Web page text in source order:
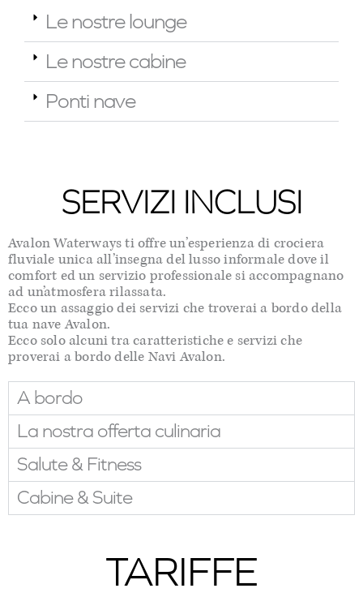
Le nostre lounge
Le nostre cabine
Ponti nave
SERVIZI INCLUSI
Avalon Waterways ti offre un’esperienza di crociera
fluviale unica all’insegna del lusso informale dove il
comfort ed un servizio professionale si accompagnano
ad un’atmosfera rilassata.
Ecco un assaggio dei servizi che troverai a bordo della
tua nave Avalon.
Ecco solo alcuni tra caratteristiche e servizi che
proverai a bordo delle Navi Avalon.
A bordo
La nostra offerta culinaria
Salute & Fitness
Cabine & Suite
TARIFFE